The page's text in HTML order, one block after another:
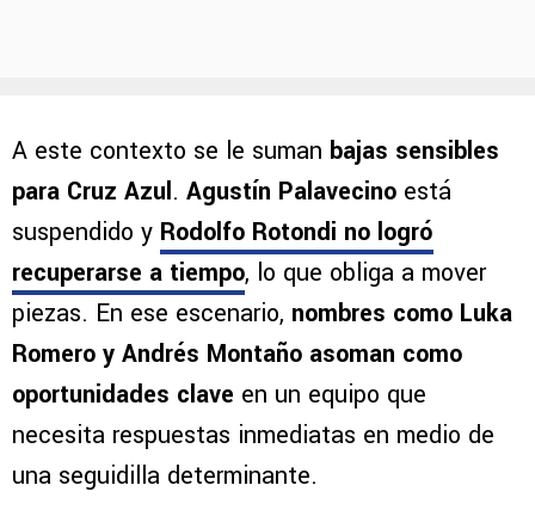
A este contexto se le suman bajas sensibles
para Cruz Azul. Agustín Palavecino está
suspendido y Rodolfo Rotondi no logró
recuperarse a tiempo, lo que obliga a mover
piezas. En ese escenario, nombres como Luka
Romero y Andrés Montaño asoman como
oportunidades clave en un equipo que
necesita respuestas inmediatas en medio de
una seguidilla determinante.